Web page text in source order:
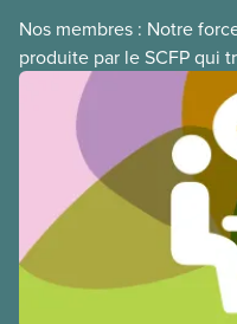
Nos membres : Notre
produite par le SCFP qui
la participation des
est présentée par la
de l’époque, Judy
de réussite en matière
mobilisation des